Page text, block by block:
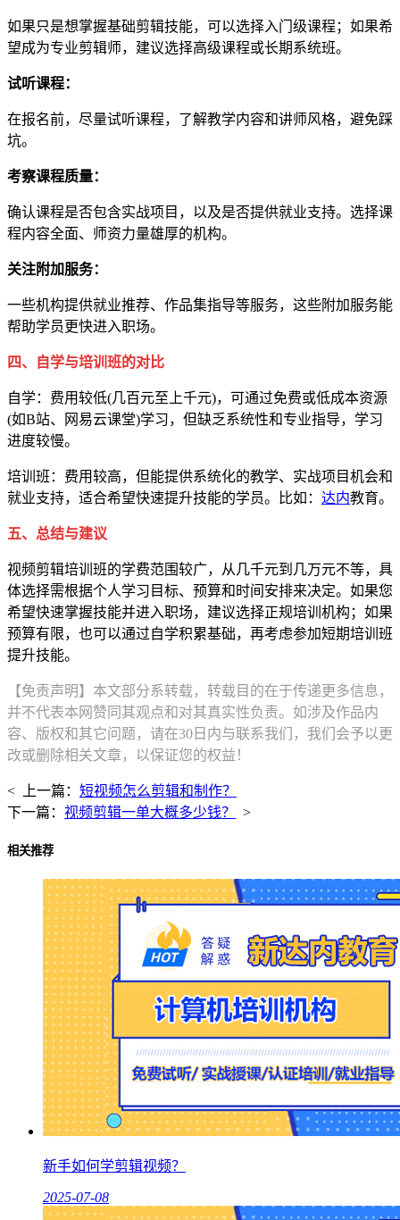
如果只是想掌握基础剪辑技能，可以选择入门级课程；如果希
望成为专业剪辑师，建议选择高级课程或长期系统班。
试听课程：
在报名前，尽量试听课程，了解教学内容和讲师风格，避免踩
坑。
考察课程质量：
确认课程是否包含实战项目，以及是否提供就业支持。选择课
程内容全面、师资力量雄厚的机构。
关注附加服务：
一些机构提供就业推荐、作品集指导等服务，这些附加服务能
帮助学员更快进入职场。
四、自学与培训班的对比
自学：费用较低(几百元至上千元)，可通过免费或低成本资源
(如B站、网易云课堂)学习，但缺乏系统性和专业指导，学习
进度较慢。
培训班：费用较高，但能提供系统化的教学、实战项目机会和
就业支持，适合希望快速提升技能的学员。比如： 达内教育。
五、总结与建议
视频剪辑培训班的学费范围较广，从几千元到几万元不等，具
体选择需根据个人学习目标、预算和时间安排来决定。如果您
希望快速掌握技能并进入职场，建议选择正规培训机构；如果
预算有限，也可以通过自学积累基础，再考虑参加短期培训班
提升技能。
【免责声明】本文部分系转载，转载目的在于传递更多信息，
并不代表本网赞同其观点和对其真实性负责。如涉及作品内
容、版权和其它问题，请在30日内与联系我们，我们会予以更
改或删除相关文章，以保证您的权益！
< 上一篇： 短视频怎么剪辑和制作？
下一篇： 视频剪辑一单大概多少钱？ >
相关推荐
新手如何学剪辑视频？
2025-07-08